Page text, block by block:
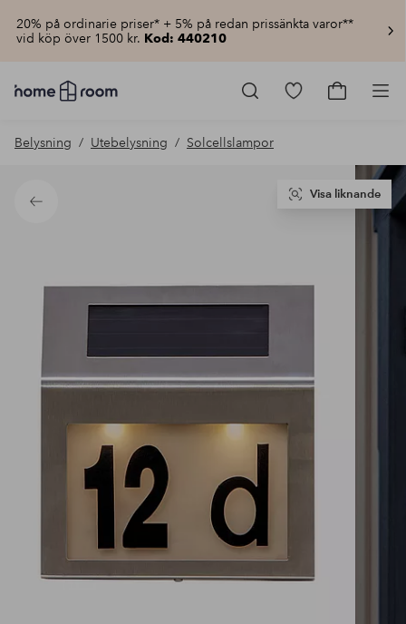
20% på ordinarie priser* + 5% på redan prissänkta varor**
vid köp över 1500 kr. Kod: 440210
Homeroom
–
hemmet
pris
Gå
Gå
Belysning Utebelysning Solcellslampor
Tillbaka
Visa liknande